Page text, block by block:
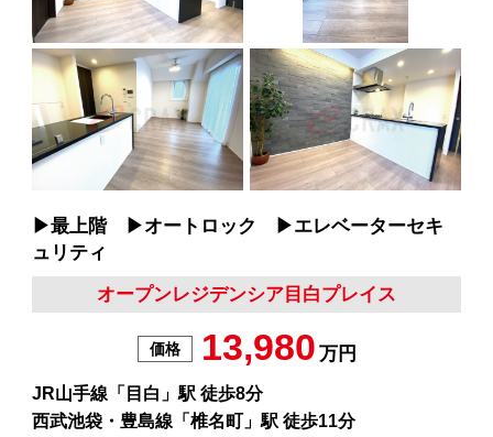
▶︎最上階 ▶︎オートロック ▶︎エレベーターセキ
ュリティ
オープンレジデンシア目白プレイス
価格 13,980 万円
JR山手線「目白」駅 徒歩8分
西武池袋・豊島線「椎名町」駅 徒歩11分